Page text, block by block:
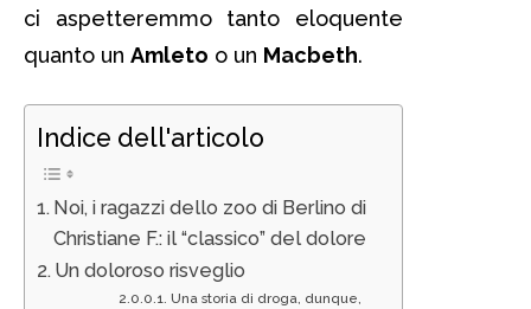
ci aspetteremmo tanto eloquente
quanto un Amleto o un Macbeth.
Indice dell'articolo
Noi, i ragazzi dello zoo di Berlino di
Christiane F.: il “classico” del dolore
Un doloroso risveglio
Una storia di droga, dunque,